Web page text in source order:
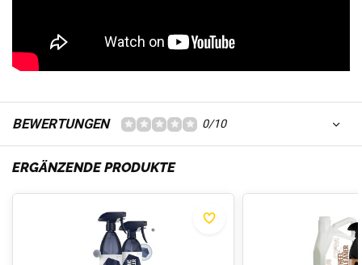
BEWERTUNGEN 0/10
ERGÄNZENDE PRODUKTE